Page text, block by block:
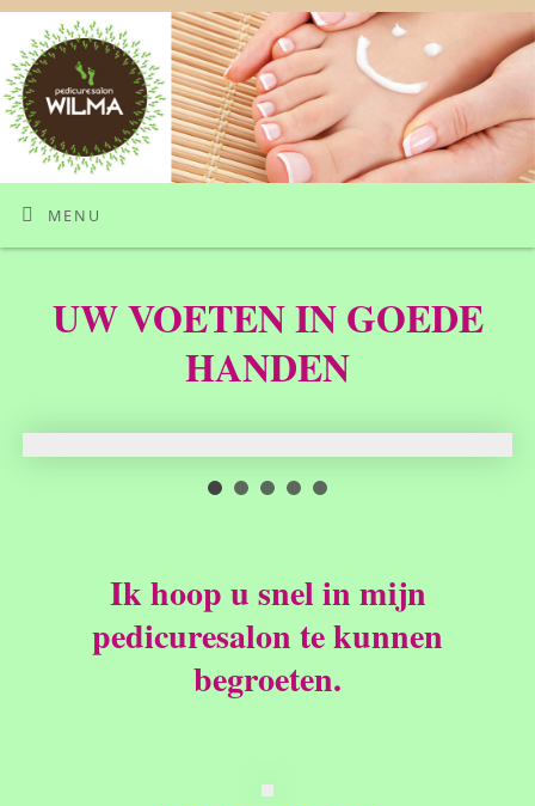
MENU
UW VOETEN IN GOEDE
HANDEN
Ik hoop u snel in mijn
pedicuresalon te kunnen
begroeten.